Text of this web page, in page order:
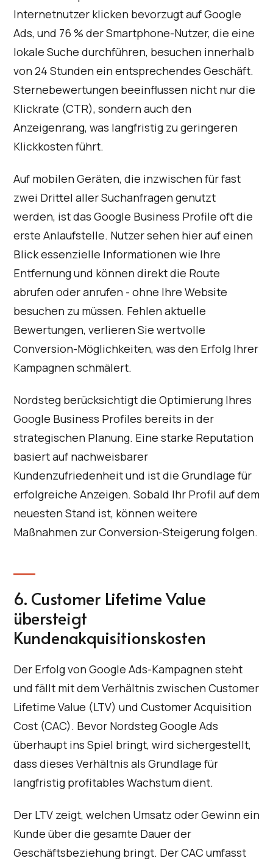
Internetnutzer klicken bevorzugt auf Google
Ads, und 76 % der Smartphone-Nutzer, die eine
lokale Suche durchführen, besuchen innerhalb
von 24 Stunden ein entsprechendes Geschäft.
Sternebewertungen beeinflussen nicht nur die
Klickrate (CTR), sondern auch den
Anzeigenrang, was langfristig zu geringeren
Klickkosten führt.
Auf mobilen Geräten, die inzwischen für fast
zwei Drittel aller Suchanfragen genutzt
werden, ist das Google Business Profile oft die
erste Anlaufstelle. Nutzer sehen hier auf einen
Blick essenzielle Informationen wie Ihre
Entfernung und können direkt die Route
abrufen oder anrufen - ohne Ihre Website
besuchen zu müssen. Fehlen aktuelle
Bewertungen, verlieren Sie wertvolle
Conversion-Möglichkeiten, was den Erfolg Ihrer
Kampagnen schmälert.
Nordsteg berücksichtigt die Optimierung Ihres
Google Business Profiles bereits in der
strategischen Planung. Eine starke Reputation
basiert auf nachweisbarer
Kundenzufriedenheit und ist die Grundlage für
erfolgreiche Anzeigen. Sobald Ihr Profil auf dem
neuesten Stand ist, können weitere
Maßnahmen zur Conversion-Steigerung folgen.
6. Customer Lifetime Value
übersteigt
Kundenakquisitionskosten
Der Erfolg von Google Ads-Kampagnen steht
und fällt mit dem Verhältnis zwischen Customer
Lifetime Value (LTV) und Customer Acquisition
Cost (CAC). Bevor Nordsteg Google Ads
überhaupt ins Spiel bringt, wird sichergestellt,
dass dieses Verhältnis als Grundlage für
langfristig profitables Wachstum dient.
Der LTV zeigt, welchen Umsatz oder Gewinn ein
Kunde über die gesamte Dauer der
Geschäftsbeziehung bringt. Der CAC umfasst